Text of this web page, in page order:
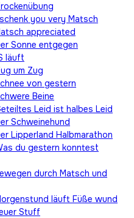
you very Matsch
appreciated
Sonne entgegen
läuft
um Zug
von gestern
Beine
Leid ist halbes Leid
Schweinehund
Lipperland Halbmarathon
du gestern konntest
durch Matsch und
läuft Füße wund
Stuff